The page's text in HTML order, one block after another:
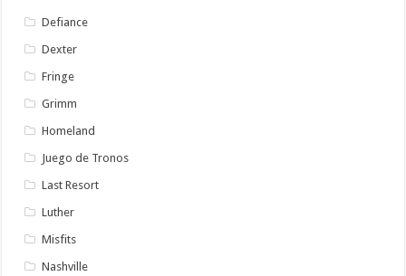
Defiance
Dexter
Fringe
Grimm
Homeland
Juego de Tronos
Last Resort
Luther
Misfits
Nashville